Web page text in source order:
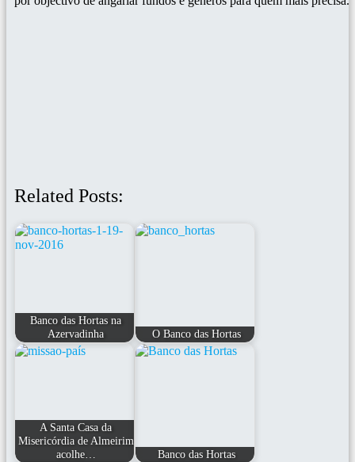
Related Posts:
Banco das Hortas na
Azervadinha
O Banco das Hortas
A Santa Casa da
Misericórdia de Almeirim
acolhe…
Banco das Hortas